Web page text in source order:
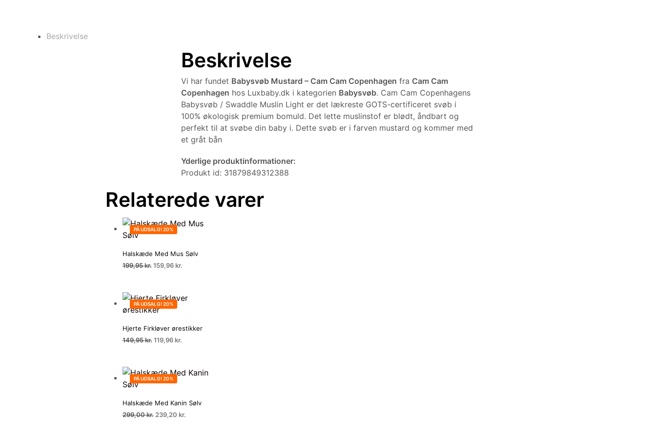
Beskrivelse
Beskrivelse
Vi har fundet Babysvøb Mustard – Cam Cam Copenhagen fra Cam Cam
Copenhagen hos Luxbaby.dk i kategorien Babysvøb. Cam Cam Copenhagens
Babysvøb / Swaddle Muslin Light er det lækreste GOTS-certificeret svøb i
100% økologisk premium bomuld. Det lette muslinstof er blødt, åndbart og
perfekt til at svøbe din baby i. Dette svøb er i farven mustard og kommer med
et gråt bån
Yderlige produktinformationer:
Produkt id: 31879849312388
Relaterede varer
PÅ UDSALG! 20%
Halskæde Med Mus Sølv
199,95kr. Den
199,95 kr..
159,96 kr.
159,96 kr..
PÅ UDSALG! 20%
Hjerte Firkløver ørestikker
149,95kr. Den
149,95 kr..
119,96 kr.
119,96 kr..
PÅ UDSALG! 20%
Halskæde Med Kanin Sølv
299,00kr. Den
239,20 kr.